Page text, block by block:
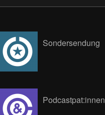
Sondersendung
Podcastpat:innen